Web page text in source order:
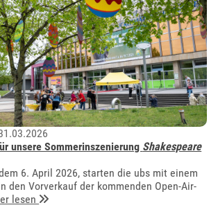
unsere Sommerinszenierung Shakespeare
6. April 2026, starten die ubs mit einem
den Vorverkauf der kommenden Open-Air-
lesen